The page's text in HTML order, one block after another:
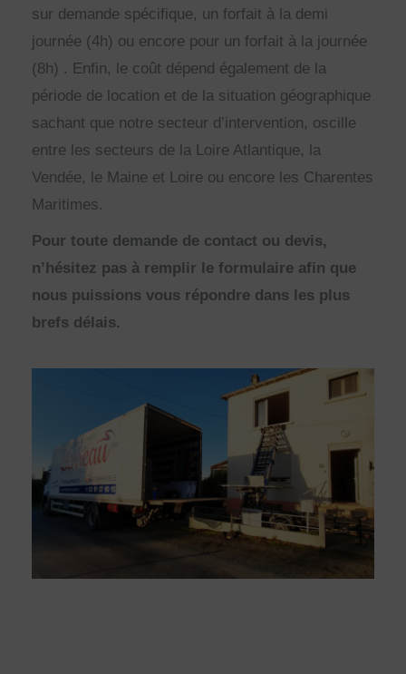
sur demande spécifique, un forfait à la demi
journée (4h) ou encore pour un forfait à la journée
(8h) . Enfin, le coût dépend également de la
période de location et de la situation géographique
sachant que notre secteur d’intervention, oscille
entre les secteurs de la Loire Atlantique, la
Vendée, le Maine et Loire ou encore les Charentes
Maritimes.
Pour toute demande de contact ou devis,
n’hésitez pas à remplir le formulaire afin que
nous puissions vous répondre dans les plus
brefs délais.